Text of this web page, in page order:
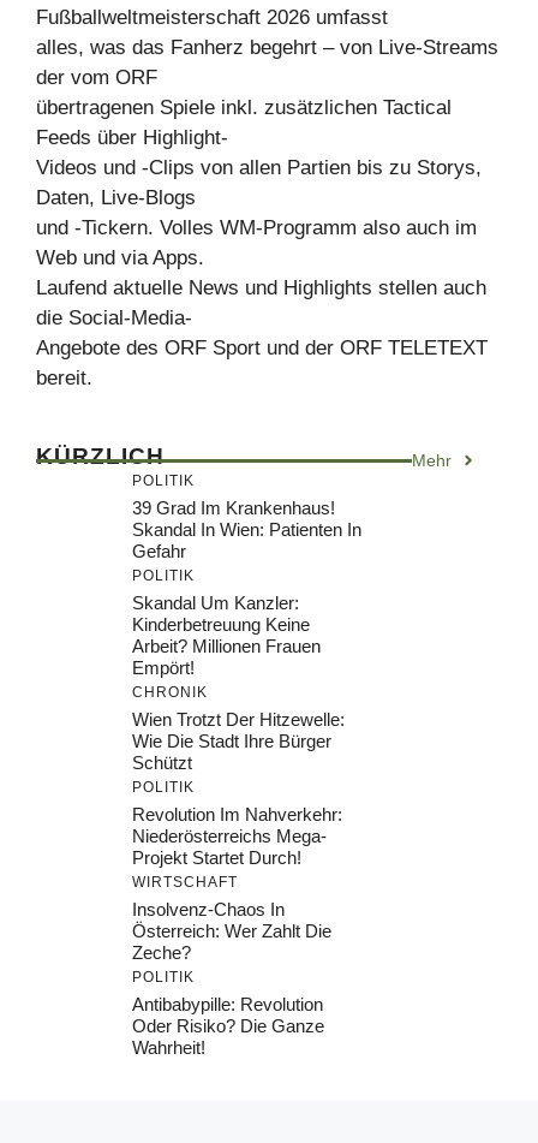
Fußballweltmeisterschaft 2026 umfasst
alles, was das Fanherz begehrt – von Live-Streams
der vom ORF
übertragenen Spiele inkl. zusätzlichen Tactical
Feeds über Highlight-
Videos und -Clips von allen Partien bis zu Storys,
Daten, Live-Blogs
und -Tickern. Volles WM-Programm also auch im
Web und via Apps.
Laufend aktuelle News und Highlights stellen auch
die Social-Media-
Angebote des ORF Sport und der ORF TELETEXT
bereit.
KÜRZLICH Mehr
POLITIK
39 Grad Im Krankenhaus!
Skandal In Wien: Patienten In
Gefahr
POLITIK
Skandal Um Kanzler:
Kinderbetreuung Keine
Arbeit? Millionen Frauen
Empört!
CHRONIK
Wien Trotzt Der Hitzewelle:
Wie Die Stadt Ihre Bürger
Schützt
POLITIK
Revolution Im Nahverkehr:
Niederösterreichs Mega-
Projekt Startet Durch!
WIRTSCHAFT
Insolvenz-Chaos In
Österreich: Wer Zahlt Die
Zeche?
POLITIK
Antibabypille: Revolution
Oder Risiko? Die Ganze
Wahrheit!